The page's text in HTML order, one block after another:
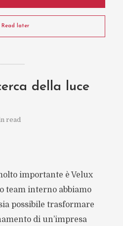
Read later
della luce
read
importante è Velux
team interno abbiamo
possibile trasformare
di un’impresa